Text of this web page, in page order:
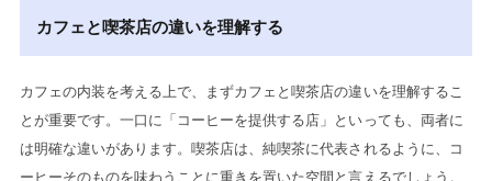
カフェと喫茶店の違いを理解する
カフェの内装を考える上で、まずカフェと喫茶店の違いを理解するこ
とが重要です。一口に「コーヒーを提供する店」といっても、両者に
は明確な違いがあります。喫茶店は、純喫茶に代表されるように、コ
ーヒーそのものを味わうことに重きを置いた空間と言えるでしょう。